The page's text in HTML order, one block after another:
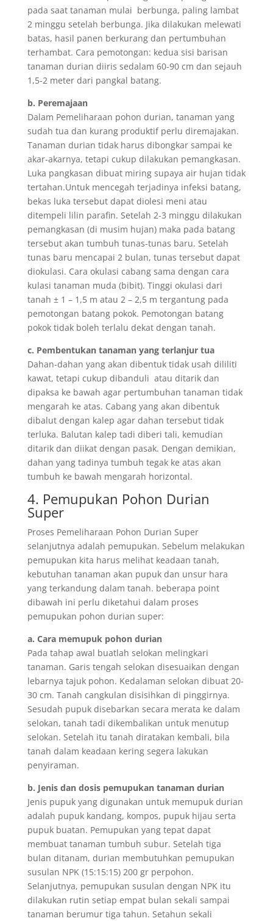
pada saat tanaman mulai berbunga, paling lambat
2 minggu setelah berbunga. Jika dilakukan melewati
batas, hasil panen berkurang dan pertumbuhan
terhambat. Cara pemotongan: kedua sisi barisan
tanaman durian diiris sedalam 60-90 cm dan sejauh
1,5-2 meter dari pangkal batang.
b. Peremajaan
Dalam Pemeliharaan pohon durian, tanaman yang
sudah tua dan kurang produktif perlu diremajakan.
Tanaman durian tidak harus dibongkar sampai ke
akar-akarnya, tetapi cukup dilakukan pemangkasan.
Luka pangkasan dibuat miring supaya air hujan tidak
tertahan.Untuk mencegah terjadinya infeksi batang,
bekas luka tersebut dapat diolesi meni atau
ditempeli lilin parafin. Setelah 2-3 minggu dilakukan
pemangkasan (di musim hujan) maka pada batang
tersebut akan tumbuh tunas-tunas baru. Setelah
tunas baru mencapai 2 bulan, tunas tersebut dapat
diokulasi. Cara okulasi cabang sama dengan cara
kulasi tanaman muda (bibit). Tinggi okulasi dari
tanah ± 1 – 1,5 m atau 2 – 2,5 m tergantung pada
pemotongan batang pokok. Pemotongan batang
pokok tidak boleh terlalu dekat dengan tanah.
c. Pembentukan tanaman yang terlanjur tua
Dahan-dahan yang akan dibentuk tidak usah dililiti
kawat, tetapi cukup dibanduli atau ditarik dan
dipaksa ke bawah agar pertumbuhan tanaman tidak
mengarah ke atas. Cabang yang akan dibentuk
dibalut dengan kalep agar dahan tersebut tidak
terluka. Balutan kalep tadi diberi tali, kemudian
ditarik dan diikat dengan pasak. Dengan demikian,
dahan yang tadinya tumbuh tegak ke atas akan
tumbuh ke bawah mengarah horizontal.
4. Pemupukan Pohon Durian
Super
Proses Pemeliharaan Pohon Durian Super
selanjutnya adalah pemupukan. Sebelum melakukan
pemupukan kita harus melihat keadaan tanah,
kebutuhan tanaman akan pupuk dan unsur hara
yang terkandung dalam tanah. beberapa point
dibawah ini perlu diketahui dalam proses
pemupukan pohon durian super:
a. Cara memupuk pohon durian
Pada tahap awal buatlah selokan melingkari
tanaman. Garis tengah selokan disesuaikan dengan
lebarnya tajuk pohon. Kedalaman selokan dibuat 20-
30 cm. Tanah cangkulan disisihkan di pinggirnya.
Sesudah pupuk disebarkan secara merata ke dalam
selokan, tanah tadi dikembalikan untuk menutup
selokan. Setelah itu tanah diratakan kembali, bila
tanah dalam keadaan kering segera lakukan
penyiraman.
b. Jenis dan dosis pemupukan tanaman durian
Jenis pupuk yang digunakan untuk memupuk durian
adalah pupuk kandang, kompos, pupuk hijau serta
pupuk buatan. Pemupukan yang tepat dapat
membuat tanaman tumbuh subur. Setelah tiga
bulan ditanam, durian membutuhkan pemupukan
susulan NPK (15:15:15) 200 gr perpohon.
Selanjutnya, pemupukan susulan dengan NPK itu
dilakukan rutin setiap empat bulan sekali sampai
tanaman berumur tiga tahun. Setahun sekali